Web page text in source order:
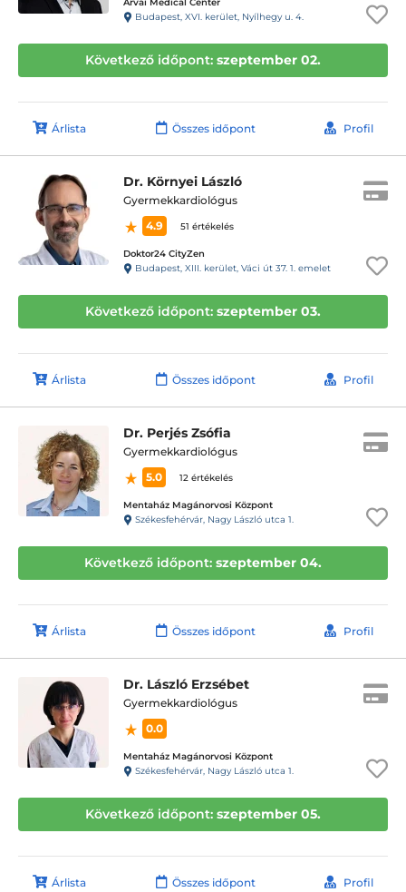
Budapest, XVI. kerület, Nyílhegy u. 4.
Következő időpont: szeptember 02.
Árlista Összes időpont Profil
Dr. Környei László
Gyermekkardiológus
4.9
51 értékelés
Doktor24 CityZen
Budapest, XIII. kerület, Váci út 37. 1. emelet
Következő időpont: szeptember 03.
Árlista Összes időpont Profil
Dr. Perjés Zsófia
Gyermekkardiológus
5.0
12 értékelés
Mentaház Magánorvosi Központ
Székesfehérvár, Nagy László utca 1.
Következő időpont: szeptember 04.
Árlista Összes időpont Profil
Dr. László Erzsébet
Gyermekkardiológus
0.0
Mentaház Magánorvosi Központ
Székesfehérvár, Nagy László utca 1.
Következő időpont: szeptember 05.
Árlista Összes időpont Profil